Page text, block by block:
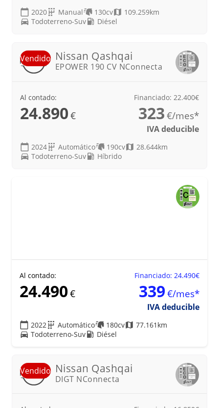
2020 Manual 130cv
109.259km
Todoterreno-Suv
Diésel
Vendido Nissan Qashqai
EPOWER 190 CV NConnecta
Al contado:
24.890€
Financiado: 22.400€
323€/mes*
IVA deducible
2024 Automático 190cv
28.644km
Todoterreno-Suv
Híbrido
Al contado:
24.490€
Financiado: 24.490€
339€/mes*
IVA deducible
2022 Automático 180cv
77.161km
Todoterreno-Suv
Diésel
Vendido Nissan Qashqai
DIGT NConnecta